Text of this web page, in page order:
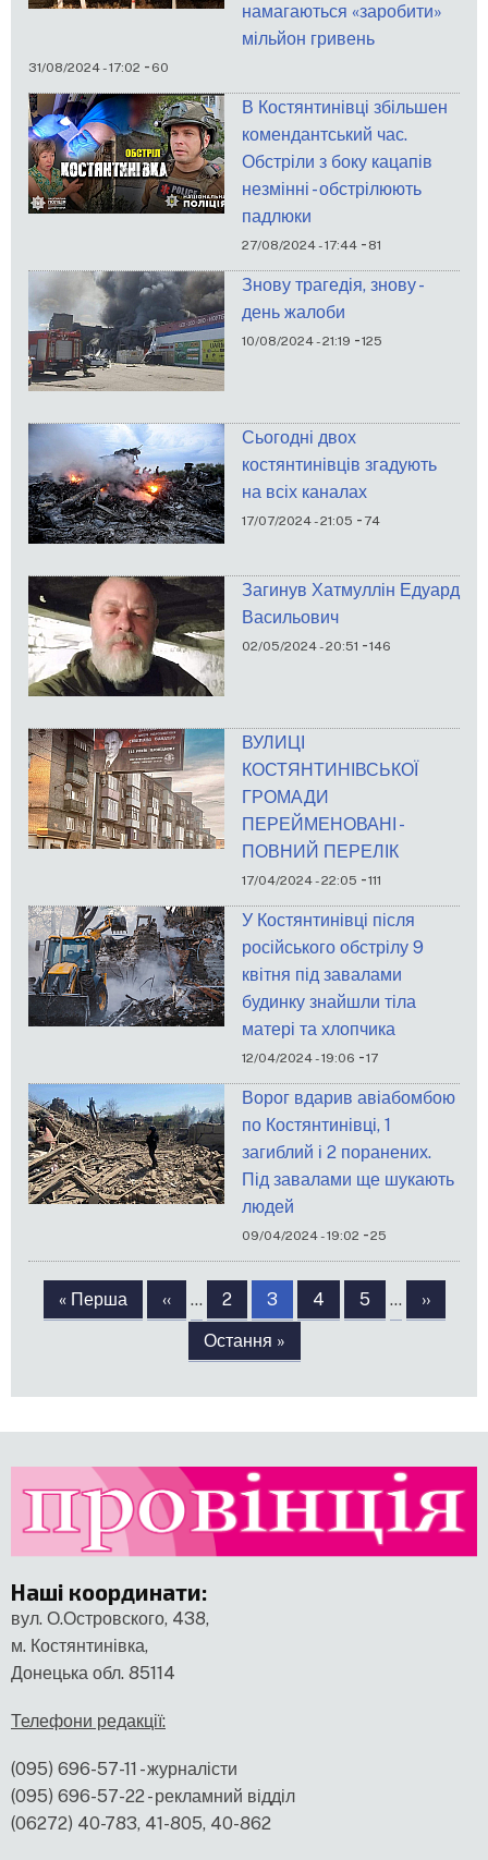
намагаються «заробити»
мільйон гривень
31/08/2024 - 17:02 - 60
В Костянтинівці збільшен
комендантський час.
Обстріли з боку кацапів
незмінні - обстрілюють
падлюки
27/08/2024 - 17:44 - 81
Знову трагедія, знову -
день жалоби
10/08/2024 - 21:19 -125
Сьогодні двох
костянтинівців згадують
на всіх каналах
17/07/2024 - 21:05 - 74
Загинув Хатмуллін Едуард
Васильович
02/05/2024 - 20:51 -146
ВУЛИЦІ
КОСТЯНТИНІВСЬКОЇ
ГРОМАДИ
ПЕРЕЙМЕНОВАНІ -
ПОВНИЙ ПЕРЕЛІК
17/04/2024 - 22:05 -111
У Костянтинівці після
російського обстрілу 9
квітня під завалами
будинку знайшли тіла
матері та хлопчика
12/04/2024 - 19:06 -17
Ворог вдарив авіабомбою
по Костянтинівці, 1
загиблий і 2 поранених.
Під завалами ще шукають
людей
09/04/2024 - 19:02 -25
Розбивка
Перша
сторінка
« Перша
Попередня
сторінка
‹‹ … Сторінка
2 Сторінка
3 Сторінка
4 Сторінка
5 …
сторінка
››
Остання
сторінка
Остання »
Наші координати:
вул. О.Островского, 438,
м. Костянтинівка,
Донецька обл. 85114
Телефони редакції:
(095) 696-57-11 - журналісти
(095) 696-57-22 - рекламний відділ
(06272) 40-783, 41-805, 40-862